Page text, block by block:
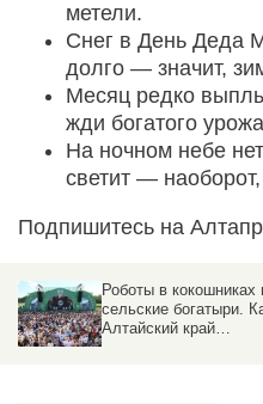
метели.
Снег в День Деда
долго — значит,
Месяц редко
жди богатого
На ночном небе
светит —
Подпишитесь на
Роботы в кокошниках
сельские богатыри.
Алтайский край